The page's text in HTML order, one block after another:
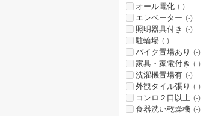
オール電化 (-)
エレベーター (-)
照明器具付き (-)
駐輪場 (-)
バイク置場あり (-)
家具・家電付き (-)
洗濯機置場有 (-)
外観タイル張り (-)
コンロ２口以上 (-)
食器洗い乾燥機 (-)